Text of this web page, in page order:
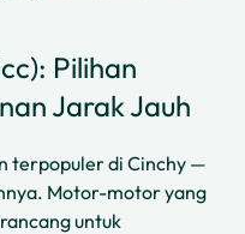
Pilihan
Jarak Jauh
terpopuler di Cinchy —
Motor-motor yang
untuk